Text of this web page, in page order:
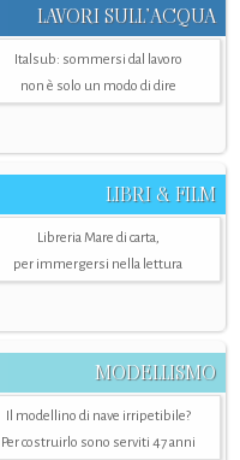
LAVORI SULL’ACQUA
Italsub: sommersi dal lavoro
non è solo un modo di dire
LIBRI & FILM
Libreria Mare di carta,
per immergersi nella lettura
MODELLISMO
Il modellino di nave irripetibile?
Per costruirlo sono serviti 47 anni